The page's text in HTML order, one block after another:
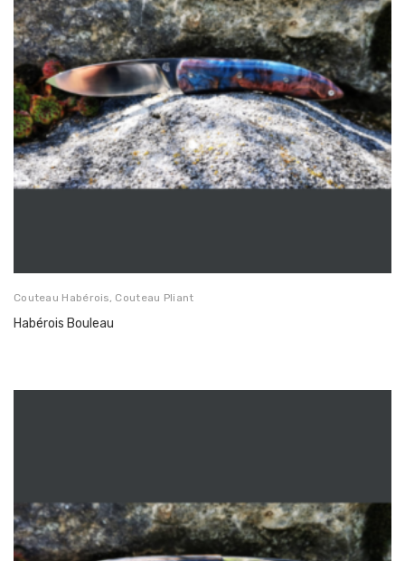
Couteau Habérois, Couteau Pliant
Habérois Bouleau